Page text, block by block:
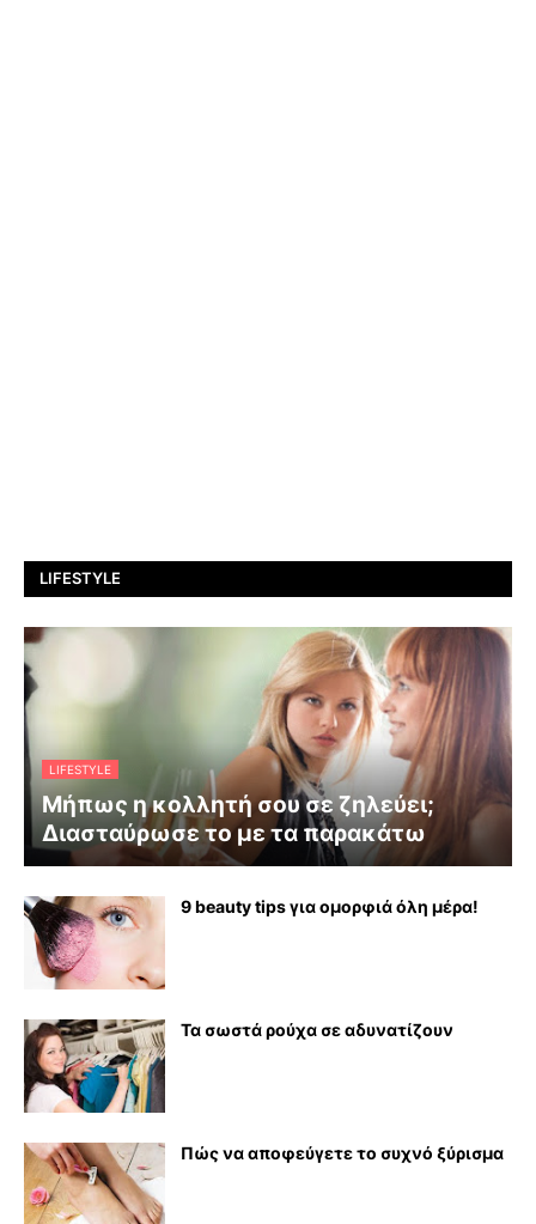
LIFESTYLE
LIFESTYLE
Μήπως η κολλητή σου σε ζηλεύει;
Διασταύρωσε το με τα παρακάτω
9 beauty tips για ομορφιά όλη μέρα!
Τα σωστά ρούχα σε αδυνατίζουν
Πώς να αποφεύγετε το συχνό ξύρισμα